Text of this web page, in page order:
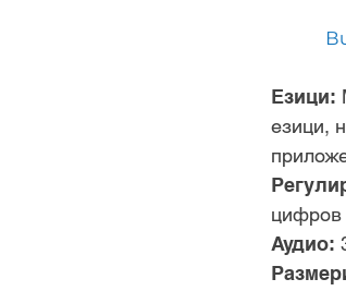
Езици:
езици,
цифров
Аудио: